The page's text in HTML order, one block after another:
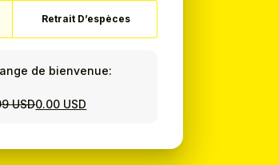
Retrait D’espèces
de bienvenue:
USD0.00 USD